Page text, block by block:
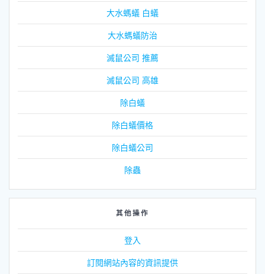
大水螞蟻 白蟻
大水螞蟻防治
滅鼠公司 推薦
滅鼠公司 高雄
除白蟻
除白蟻價格
除白蟻公司
除蟲
其他操作
登入
訂閱網站內容的資訊提供